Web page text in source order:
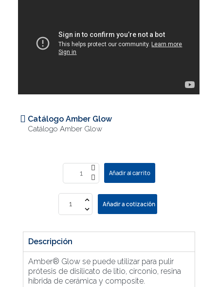
Catálogo Amber Glow
Catálogo Amber Glow
Añadir al carrito
Añadir a cotización
Descripción
Amber® Glow se puede utilizar para pulir
prótesis de disilicato de litio, circonio, resina
híbrida de cerámica y composite.